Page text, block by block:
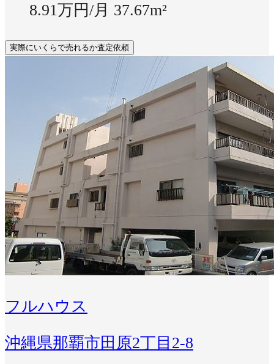
8.91万円/月 37.67m²
実際にいくらで売れるか査定依頼
フルハウス
沖縄県那覇市田原2丁目2-8